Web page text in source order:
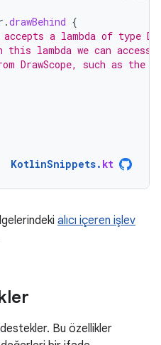
.drawBehind {
a lambda of type
lambda we can access
DrawScope, such as the
KotlinSnippets. kt
alıcı içeren işlev
Bu özellikler